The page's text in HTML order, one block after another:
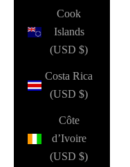
Cook
Islands
(USD $)
Costa Rica
(USD $)
Côte
d’Ivoire
(USD $)